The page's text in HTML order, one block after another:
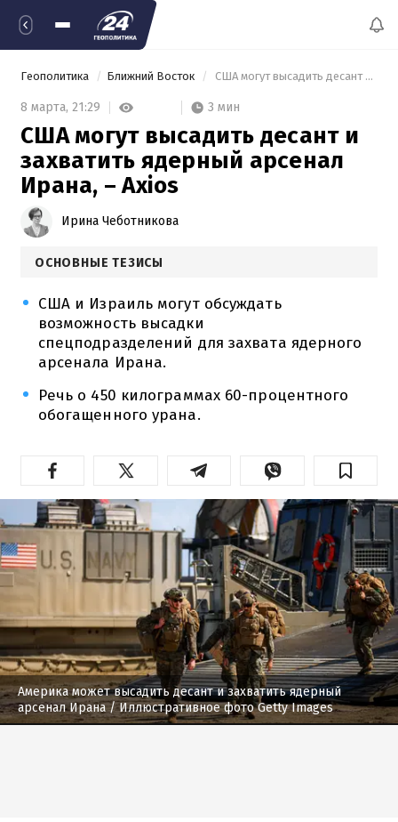
Геополитика Ближний Восток США могут высадить десант и захватить ядерный арсенал Ирана, – Axios
8 марта, 21:29 3 мин
США могут высадить десант и
захватить ядерный арсенал
Ирана, – Axios
Ирина Чеботникова
ОСНОВНЫЕ ТЕЗИСЫ
США и Израиль могут обсуждать
возможность высадки
спецподразделений для захвата ядерного
арсенала Ирана.
Речь о 450 килограммах 60-процентного
обогащенного урана.
Америка может высадить десант и захватить ядерный
арсенал Ирана/ Иллюстративное фото Getty Images